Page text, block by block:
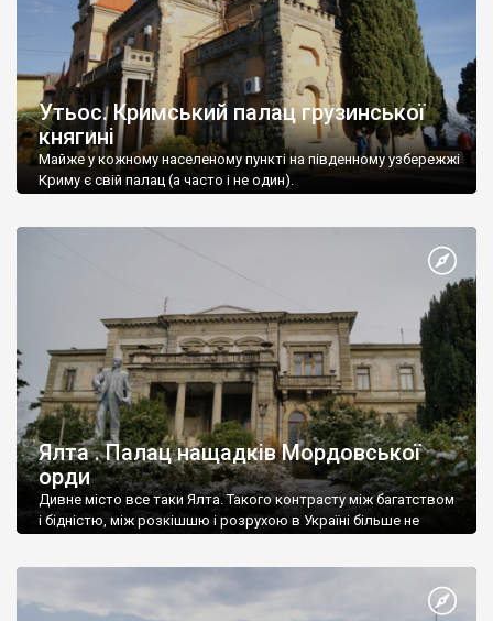
Утьос. Кримський палац грузинської
княгині
Майже у кожному населеному пункті на південному узбережжі
Криму є свій палац (а часто і не один).
Ялта . Палац нащадків Мордовської
орди
Дивне місто все таки Ялта. Такого контрасту між багатством
і бідністю, між розкішшю і розрухою в Україні більше не